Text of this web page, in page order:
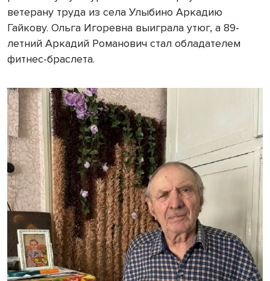
ветерану труда из села Улыбино Аркадию
Гайкову. Ольга Игоревна выиграла утюг, а 89-
летний Аркадий Романович стал обладателем
фитнес-браслета.